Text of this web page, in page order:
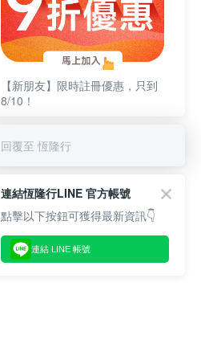
【新朋友】限時註冊優惠，只到
8/10！
回覆至 恆隆行
連結恆隆行LINE 官方帳號
點擊以下按鈕可獲得最新資訊👇
連結 LINE 帳號